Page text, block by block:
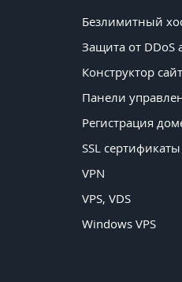
Безлимитный
Защита от DDoS
Конструктор
Панели
Регистрация
SSL сертификаты
VPN
VPS, VDS
Windows VPS